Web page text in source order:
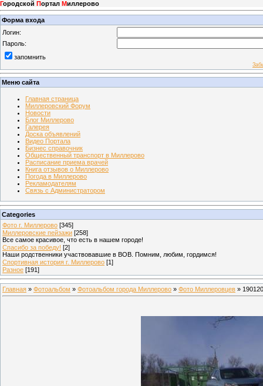
Городской Портал Миллерово
Форма входа
Логин:
Пароль:
запомнить
Меню сайта
Главная страница
Миллеровский Форум
Новости
Блог Миллерово
Галерея
Доска объявлений
Видео Портала
Бизнес справочник
Общественный транспорт в Миллерово
Расписание приема врачей
Книга отзывов о Миллерово
Погода в Миллерово
Рекламодателям
Связь с Администратором
Categories
Фото г. Миллерово [345]
Миллеровские пейзажи [258]
Все самое красивое, что есть в нашем городе!
Спасибо за победу! [2]
Наши родственники участвовавшие в ВОВ. Помним, любим, гордимся!
Спортивная история г. Миллерово [1]
Разное [191]
Главная » Фотоальбом » Фотоальбом города Миллерово » Фото Миллеровцев »